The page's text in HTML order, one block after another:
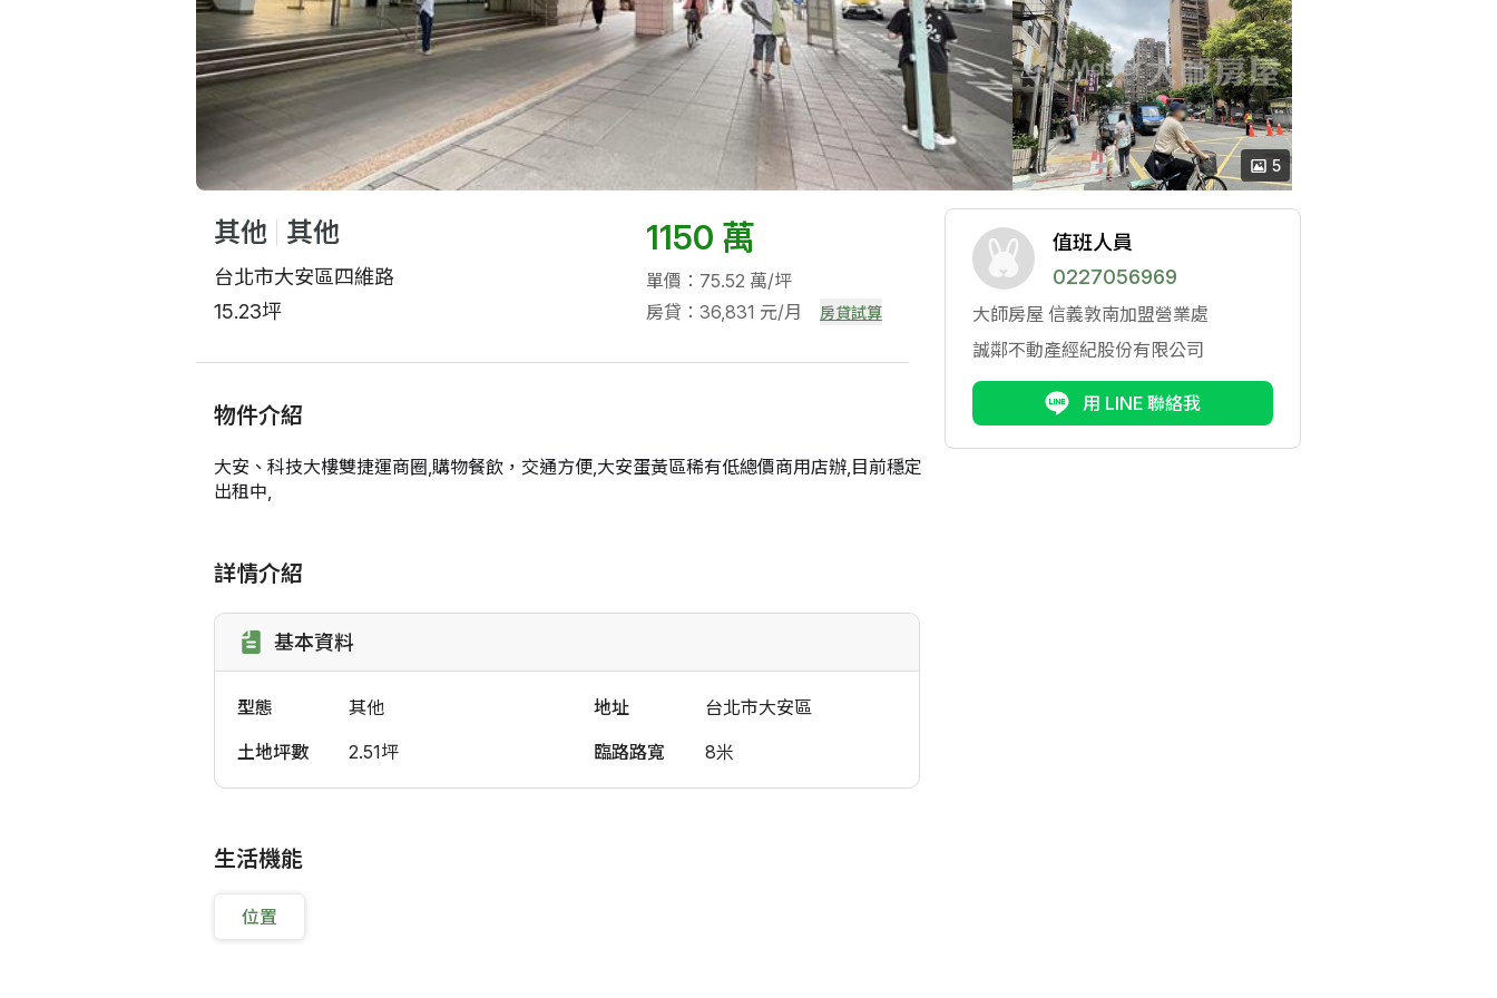
5
其他 其他
台北市大安區四維路
15.23坪
1150 萬
單價：75.52 萬/坪
房貸：36,831 元/月
房貸試算
物件介紹
大安、科技大樓雙捷運商圈,購物餐飲，交通方便,大安蛋黃區稀有低總價商用店辦,目前穩定
出租中,
詳情介紹
基本資料
型態 其他 地址
台北市大安區
土地坪數
2.51坪 臨路路寬 8米
值班人員
0227056969
大師房屋 信義敦南加盟營業處
誠鄰不動產經紀股份有限公司
用 LINE 聯絡我
生活機能
位置